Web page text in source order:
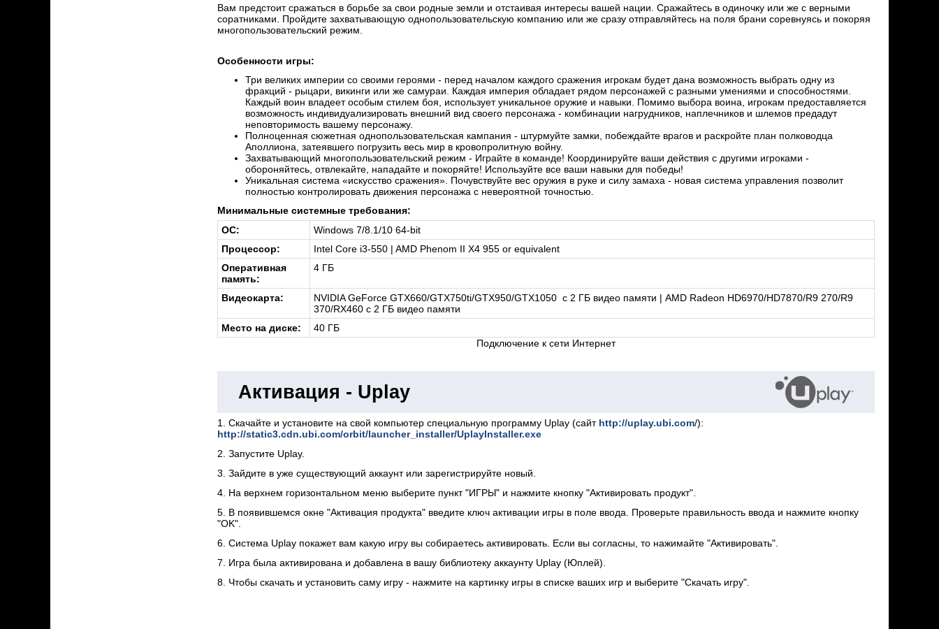
Вам предстоит сражаться в борьбе за свои родные земли и отстаивая интересы вашей нации. Сражайтесь в одиночку или же с верными
соратниками. Пройдите захватывающую однопользовательскую компанию или же сразу отправляйтесь на поля брани соревнуясь и покоряя
многопользовательский режим.
Особенности игры:
Три великих империи со своими героями - перед началом каждого сражения игрокам будет дана возможность выбрать одну из
фракций - рыцари, викинги или же самураи. Каждая империя обладает рядом персонажей с разными умениями и способностями.
Каждый воин владеет особым стилем боя, использует уникальное оружие и навыки. Помимо выбора воина, игрокам предоставляется
возможность индивидуализировать внешний вид своего персонажа - комбинации нагрудников, наплечников и шлемов предадут
неповторимость вашему персонажу.
Полноценная сюжетная однопользовательская кампания - штурмуйте замки, побеждайте врагов и раскройте план полководца
Аполлиона, затеявшего погрузить весь мир в кровопролитную войну.
Захватывающий многопользовательский режим - Играйте в команде! Координируйте ваши действия с другими игроками -
обороняйтесь, отвлекайте, нападайте и покоряйте! Используйте все ваши навыки для победы!
Уникальная система «искусство сражения». Почувствуйте вес оружия в руке и силу замаха - новая система управления позволит
полностью контролировать движения персонажа с невероятной точностью.
Mинимальные системные требования:
ОС:
Windows 7/8.1/10 64-bit
Процессор:
Intel Core i3-550 | AMD Phenom II X4 955 or equivalent
Оперативная
память:
4 ГБ
Видеокарта:
NVIDIA GeForce GTX660/GTX750ti/GTX950/GTX1050 с 2 ГБ видео памяти | AMD Radeon HD6970/HD7870/R9 270/R9
370/RX460 с 2 ГБ видео памяти
Место на диске:
40 ГБ
Подключение к сети Интернет
Активация - Uplay
1. Скачайте и установите на свой компьютер специальную программу Uplay (сайт http://uplay.ubi.com/):
http://static3.cdn.ubi.com/orbit/launcher_installer/UplayInstaller.exe
2. Запустите Uplay.
3. Зайдите в уже существующий аккаунт или зарегистрируйте новый.
4. На верхнем горизонтальном меню выберите пункт "ИГРЫ" и нажмите кнопку "Активировать продукт".
5. В появившемся окне "Активация продукта" введите ключ активации игры в поле ввода. Проверьте правильность ввода и нажмите кнопку
"OK".
6. Cистема Uplay покажет вам какую игру вы собираетесь активировать. Если вы согласны, то нажимайте "Активировать".
7. Игра была активирована и добавлена в вашу библиотеку аккаунту Uplay (Юплей).
8. Чтобы скачать и установить саму игру - нажмите на картинку игры в списке ваших игр и выберите "Скачать игру".